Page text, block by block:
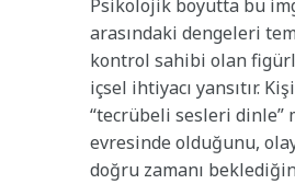
Psikolojik boyutta bu
arasındaki dengeleri
kontrol sahibi olan
içsel ihtiyacı yansıtır.
“tecrübeli sesleri dinle”
evresinde olduğunu,
doğru zamanı